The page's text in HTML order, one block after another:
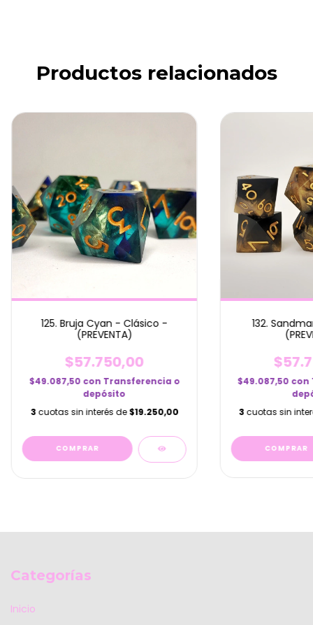
Productos relacionados
125. Bruja Cyan - Clásico -
(PREVENTA)
$57.750,00
$49.087,50 con Transferencia o
depósito
3 cuotas sin interés de$19.250,00
132.
$49.087,50 con
3 cuotas sin
Categorías
Inicio